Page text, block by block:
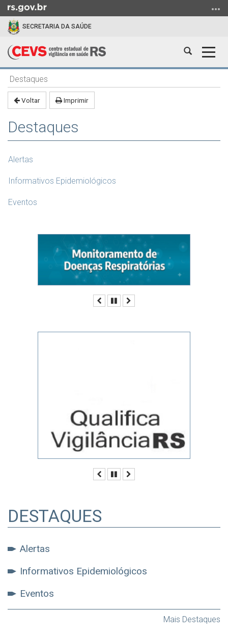
para
para
menu
busca
SECRETARIA DA SAÚDE
Abrir
Início
do
conteúdo
Destaques
Voltar Imprimir
Destaques
Alertas
Informativos Epidemiológicos
Eventos
AnteriorPausar
AnteriorPausar
DESTAQUES
Alertas
Informativos Epidemiológicos
Eventos
Mais Destaques